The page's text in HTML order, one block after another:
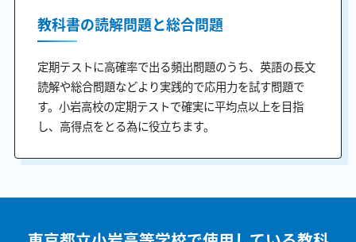
教科書の読解問題と総合問題
定期テストに高確率で出る頻出問題のうち、英語の長文
読解や総合問題などより実践的で応用力を試す問題で
す。小岩高校の定期テストで確実に平均点以上を目指
し、高得点をとる為に役立ちます。